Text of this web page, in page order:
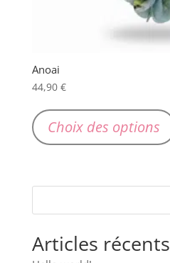
Anoai
44,90 €
Choix des options
Articles récents